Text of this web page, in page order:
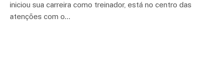
iniciou sua carreira como treinador, está no centro das
atenções com o…